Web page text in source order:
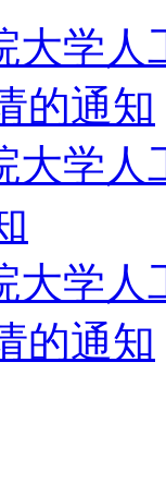
大学人
的通知
大学人
大学人
的通知